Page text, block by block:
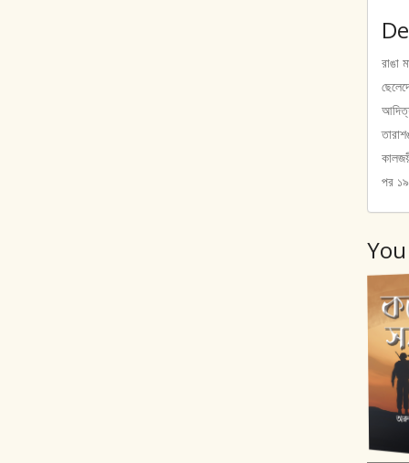
রাঙা
পর